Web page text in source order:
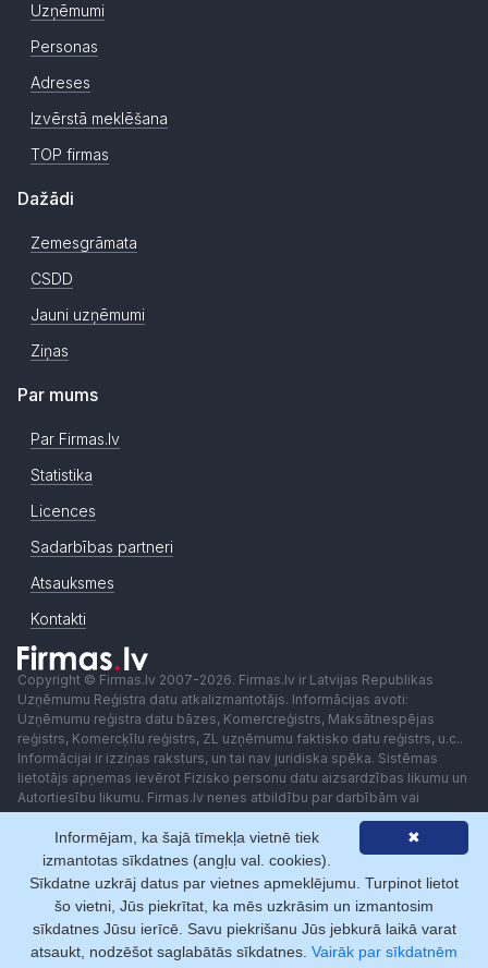
Uzņēmumi
Personas
Adreses
Izvērstā meklēšana
TOP firmas
Dažādi
Zemesgrāmata
CSDD
Jauni uzņēmumi
Ziņas
Par mums
Par Firmas.lv
Statistika
Licences
Sadarbības partneri
Atsauksmes
Kontakti
Copyright © Firmas.lv 2007-2026. Firmas.lv ir Latvijas Republikas
Uzņēmumu Reģistra datu atkalizmantotājs. Informācijas avoti:
Uzņēmumu reģistra datu bāzes, Komercreģistrs, Maksātnespējas
reģistrs, Komercķīlu reģistrs, ZL uzņēmumu faktisko datu reģistrs, u.c..
Informācijai ir izziņas raksturs, un tai nav juridiska spēka. Sistēmas
lietotājs apņemas ievērot Fizisko personu datu aizsardzības likumu un
Autortiesību likumu. Firmas.lv nenes atbildību par darbībām vai
lēmumiem, kas balstīti uz saņemto pakalpojumu. Lietotājam aizliegts
izmantot jebkādas automatizētas sistēmas vai iekārtas (robotus)
piekļuvei sistēmai bez rakstiskas saskaņošanas ar Firmas.lv. Galvenā
redaktore: Ingūna Pempere.
Lietošanas noteikumi
Privātuma politika Norēķini ar
✖
Informējam, ka šajā tīmekļa vietnē tiek
izmantotas sīkdatnes (angļu val. cookies).
Sīkdatne uzkrāj datus par vietnes apmeklējumu. Turpinot lietot
šo vietni, Jūs piekrītat, ka mēs uzkrāsim un izmantosim
sīkdatnes Jūsu ierīcē. Savu piekrišanu Jūs jebkurā laikā varat
atsaukt, nodzēšot saglabātās sīkdatnes. Vairāk par sīkdatnēm